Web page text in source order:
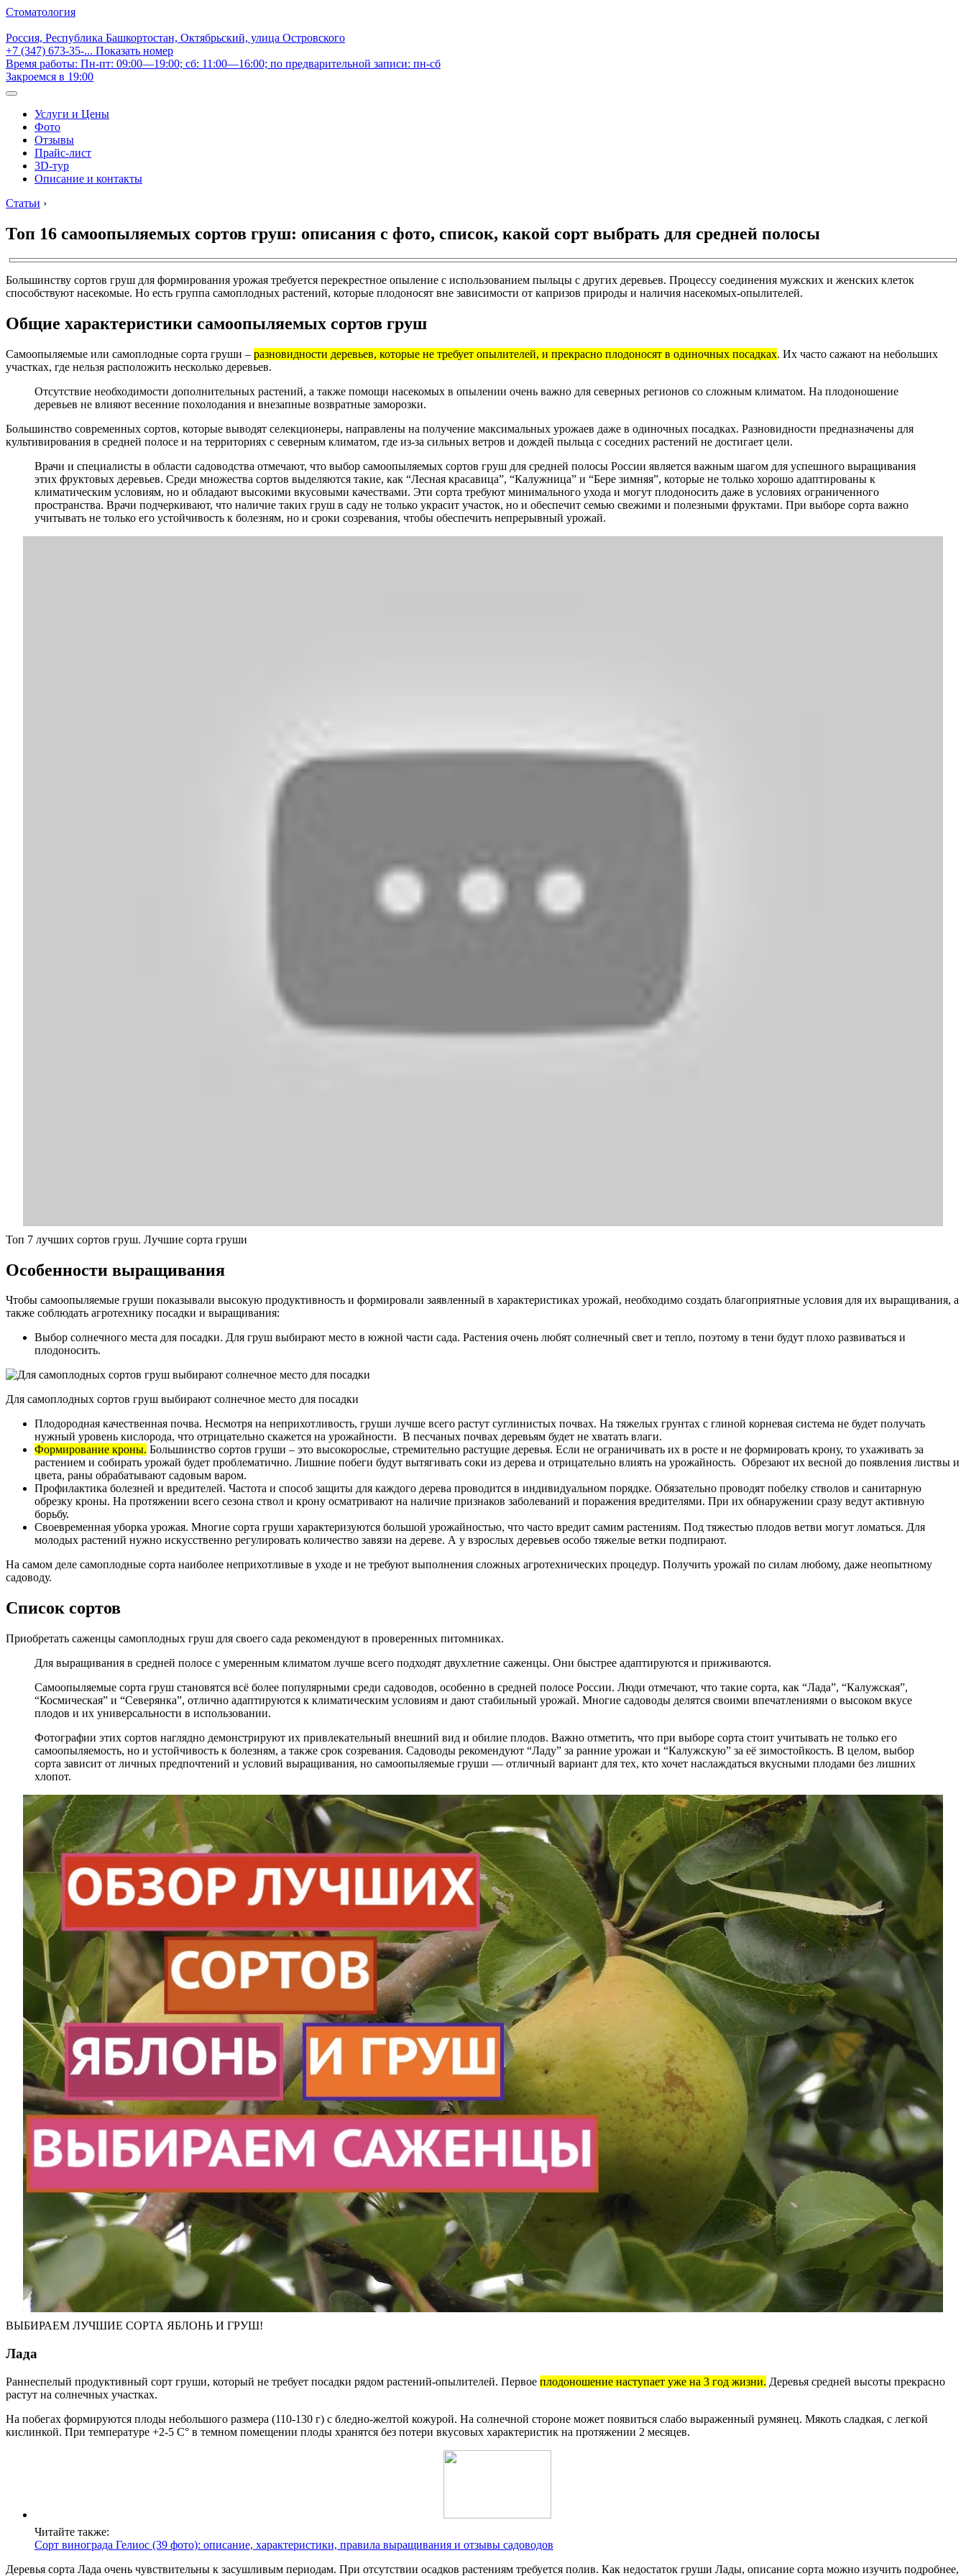
Стоматология
Россия, Республика Башкортостан, Октябрьский, улица Островского
+7 (347) 673-35-... Показать номер
Время работы: Пн-пт: 09:00—19:00; сб: 11:00—16:00; по предварительной записи: пн-сб
Закроемся в 19:00
Услуги и Цены
Фото
Отзывы
Прайс-лист
3D-тур
Описание и контакты
Статьи ›
Топ 16 самоопыляемых сортов груш: описания с фото, список, какой сорт выбрать для средней полосы
Большинству сортов груш для формирования урожая требуется перекрестное опыление с использованием пыльцы с других деревьев. Процессу соединения мужских и женских клеток
способствуют насекомые. Но есть группа самоплодных растений, которые плодоносят вне зависимости от капризов природы и наличия насекомых-опылителей.
Общие характеристики самоопыляемых сортов груш
Самоопыляемые или самоплодные сорта груши – разновидности деревьев, которые не требует опылителей, и прекрасно плодоносят в одиночных посадках. Их часто сажают на небольших
участках, где нельзя расположить несколько деревьев.
Отсутствие необходимости дополнительных растений, а также помощи насекомых в опылении очень важно для северных регионов со сложным климатом. На плодоношение
деревьев не влияют весенние похолодания и внезапные возвратные заморозки.
Большинство современных сортов, которые выводят селекционеры, направлены на получение максимальных урожаев даже в одиночных посадках. Разновидности предназначены для
культивирования в средней полосе и на территориях с северным климатом, где из-за сильных ветров и дождей пыльца с соседних растений не достигает цели.
Врачи и специалисты в области садоводства отмечают, что выбор самоопыляемых сортов груш для средней полосы России является важным шагом для успешного выращивания
этих фруктовых деревьев. Среди множества сортов выделяются такие, как “Лесная красавица”, “Калужница” и “Бере зимняя”, которые не только хорошо адаптированы к
климатическим условиям, но и обладают высокими вкусовыми качествами. Эти сорта требуют минимального ухода и могут плодоносить даже в условиях ограниченного
пространства. Врачи подчеркивают, что наличие таких груш в саду не только украсит участок, но и обеспечит семью свежими и полезными фруктами. При выборе сорта важно
учитывать не только его устойчивость к болезням, но и сроки созревания, чтобы обеспечить непрерывный урожай.
Топ 7 лучших сортов груш. Лучшие сорта груши
Особенности выращивания
Чтобы самоопыляемые груши показывали высокую продуктивность и формировали заявленный в характеристиках урожай, необходимо создать благоприятные условия для их выращивания, а
также соблюдать агротехнику посадки и выращивания:
Выбор солнечного места для посадки. Для груш выбирают место в южной части сада. Растения очень любят солнечный свет и тепло, поэтому в тени будут плохо развиваться и
плодоносить.
Для самоплодных сортов груш выбирают солнечное место для посадки
Плодородная качественная почва. Несмотря на неприхотливость, груши лучше всего растут суглинистых почвах. На тяжелых грунтах с глиной корневая система не будет получать
нужный уровень кислорода, что отрицательно скажется на урожайности. В песчаных почвах деревьям будет не хватать влаги.
Формирование кроны. Большинство сортов груши – это высокорослые, стремительно растущие деревья. Если не ограничивать их в росте и не формировать крону, то ухаживать за
растением и собирать урожай будет проблематично. Лишние побеги будут вытягивать соки из дерева и отрицательно влиять на урожайность. Обрезают их весной до появления листвы и
цвета, раны обрабатывают садовым варом.
Профилактика болезней и вредителей. Частота и способ защиты для каждого дерева проводится в индивидуальном порядке. Обязательно проводят побелку стволов и санитарную
обрезку кроны. На протяжении всего сезона ствол и крону осматривают на наличие признаков заболеваний и поражения вредителями. При их обнаружении сразу ведут активную
борьбу.
Своевременная уборка урожая. Многие сорта груши характеризуются большой урожайностью, что часто вредит самим растениям. Под тяжестью плодов ветви могут ломаться. Для
молодых растений нужно искусственно регулировать количество завязи на дереве. А у взрослых деревьев особо тяжелые ветки подпирают.
На самом деле самоплодные сорта наиболее неприхотливые в уходе и не требуют выполнения сложных агротехнических процедур. Получить урожай по силам любому, даже неопытному
садоводу.
Список сортов
Приобретать саженцы самоплодных груш для своего сада рекомендуют в проверенных питомниках.
Для выращивания в средней полосе с умеренным климатом лучше всего подходят двухлетние саженцы. Они быстрее адаптируются и приживаются.
Самоопыляемые сорта груш становятся всё более популярными среди садоводов, особенно в средней полосе России. Люди отмечают, что такие сорта, как “Лада”, “Калужская”,
“Космическая” и “Северянка”, отлично адаптируются к климатическим условиям и дают стабильный урожай. Многие садоводы делятся своими впечатлениями о высоком вкусе
плодов и их универсальности в использовании.
Фотографии этих сортов наглядно демонстрируют их привлекательный внешний вид и обилие плодов. Важно отметить, что при выборе сорта стоит учитывать не только его
самоопыляемость, но и устойчивость к болезням, а также срок созревания. Садоводы рекомендуют “Ладу” за ранние урожаи и “Калужскую” за её зимостойкость. В целом, выбор
сорта зависит от личных предпочтений и условий выращивания, но самоопыляемые груши — отличный вариант для тех, кто хочет наслаждаться вкусными плодами без лишних
хлопот.
ВЫБИРАЕМ ЛУЧШИЕ СОРТА ЯБЛОНЬ И ГРУШ!
Лада
Раннеспелый продуктивный сорт груши, который не требует посадки рядом растений-опылителей. Первое плодоношение наступает уже на 3 год жизни. Деревья средней высоты прекрасно
растут на солнечных участках.
На побегах формируются плоды небольшого размера (110-130 г) с бледно-желтой кожурой. На солнечной стороне может появиться слабо выраженный румянец. Мякоть сладкая, с легкой
кислинкой. При температуре +2-5 С° в темном помещении плоды хранятся без потери вкусовых характеристик на протяжении 2 месяцев.
Читайте также:
Сорт винограда Гелиос (39 фото): описание, характеристики, правила выращивания и отзывы садоводов
Деревья сорта Лада очень чувствительны к засушливым периодам. При отсутствии осадков растениям требуется полив. Как недостаток груши Лады, описание сорта можно изучить подробнее,